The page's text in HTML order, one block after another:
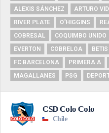
ALEXIS SÁNCHEZ
ARTURO
RIVER PLATE
O'HIGGINS
COBRESAL
COQUIMBO UNIDO
EVERTON
COBRELOA BETIS
FC BARCELONA
PRIMERA A
MAGALLANES
PSG